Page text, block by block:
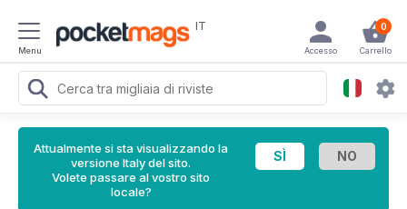
Menu
IT 0
Carrello
Accesso
Attualmente si sta visualizzando la
versione Italy del sito.
Volete passare al vostro sito
locale?